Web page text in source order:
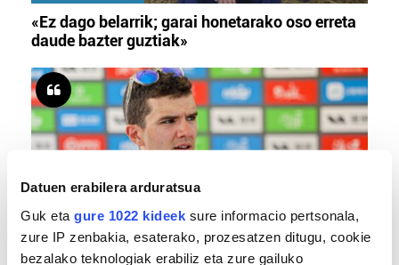
Datuen erabilera arduratsua
Guk eta gure 1022 kideek sure informacio pertsonala,
zure IP zenbakia, esaterako, prozesatzen ditugu, cookie
bezalako teknologiak erabiliz eta zure gailuko
«Ez dago belarrik; garai honetarako oso erreta
daude bazter guztiak»
TXIRRINDULARITZA